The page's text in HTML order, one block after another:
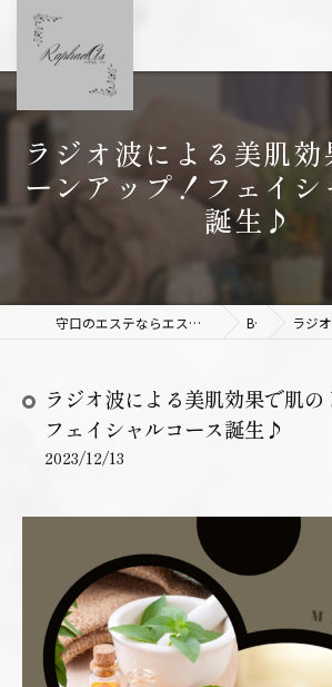
ラジオ波による美肌効
ーンアップ！フェイシ
誕生♪
守口のエステならエステサロンRaphael As 【ラファエルアズ】 Blog ラジオ波による
ラジオ波による美肌効果で肌の
フェイシャルコース誕生♪
2023/12/13